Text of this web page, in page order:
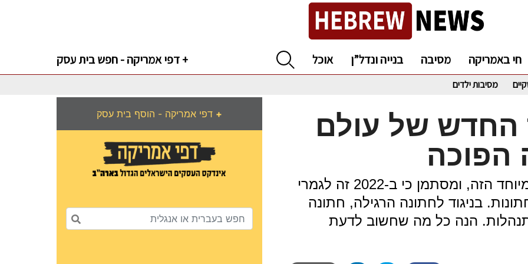
דפי אמריקה - חפש בית עסק + חי באמריקה מסיבה בנייה ונדל”ן אוכל
מסיבות ילדים
+
החדש של עולם
הפוכה
יותר ויותר זוגות בוחרים בקונספט המיוחד הזה, ומסתמן כי ב-2022 זה לגמרי
בניגוד לחתונה הרגילה, חתונה
הנה כל מה שחשוב לדעת